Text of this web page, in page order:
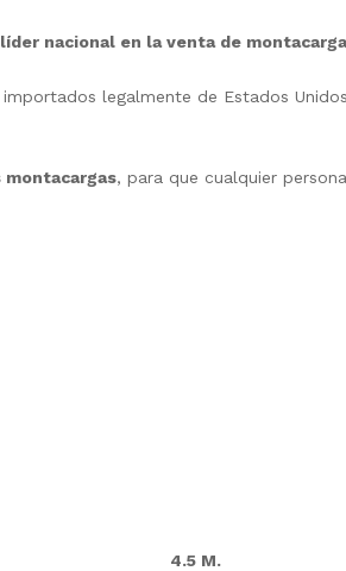
nacional en la venta de
legalmente de Estados
montacargas, para que cualquier
4.5 M.